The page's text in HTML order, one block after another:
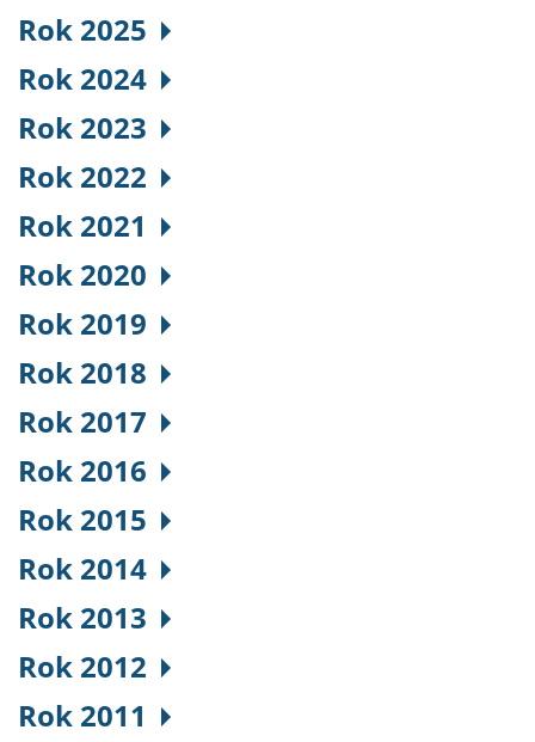
Rok 2025
Rok 2024
Rok 2023
Rok 2022
Rok 2021
Rok 2020
Rok 2019
Rok 2018
Rok 2017
Rok 2016
Rok 2015
Rok 2014
Rok 2013
Rok 2012
Rok 2011